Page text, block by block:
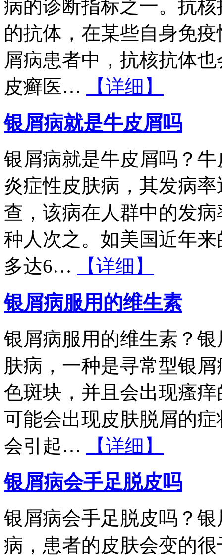
病的诊断指标之一。抗
的抗体，在某些自身免
屑病患者中，抗核抗体
皮癣医…
【详细】
银屑病就是牛皮屑吗
银屑病就是牛皮屑吗？
炎症性皮肤病，其发病
查，该病在人群中的发
种人次之。如美国近年
多达6…
【详细】
银屑病服用的维生素
银屑病服用的维生素？
肤病，一种是寻常型银
色斑块，并且会出现瘙
可能会出现皮肤脱屑的
会引起…
【详细】
银屑病会手足脱皮吗
银屑病会手足脱皮吗？
病，患者的皮肤会变的